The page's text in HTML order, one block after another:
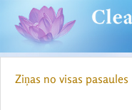
Ziņas no visas pasaules